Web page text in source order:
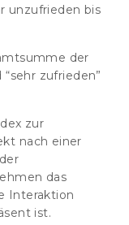
unzufrieden bis
der
zufrieden”
zur
nach einer
das
Interaktion
ist.